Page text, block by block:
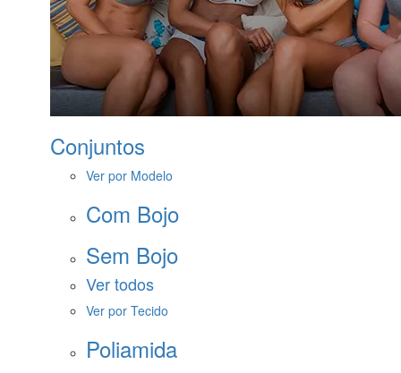
Conjuntos
Ver por Modelo
Com Bojo
Sem Bojo
Ver todos
Ver por Tecido
Poliamida